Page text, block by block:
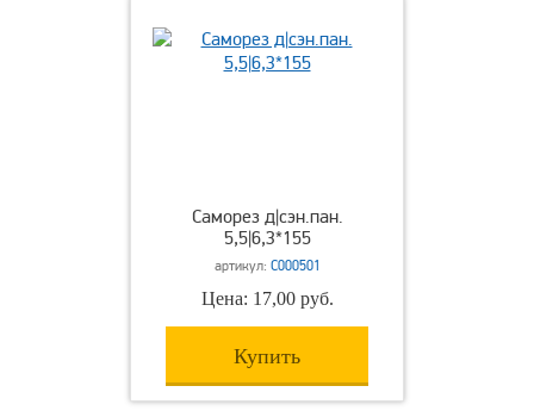
Саморез д|сэн.пан.
5,5|6,3*155
артикул: С000501
Цена: 17,00 руб.
Купить